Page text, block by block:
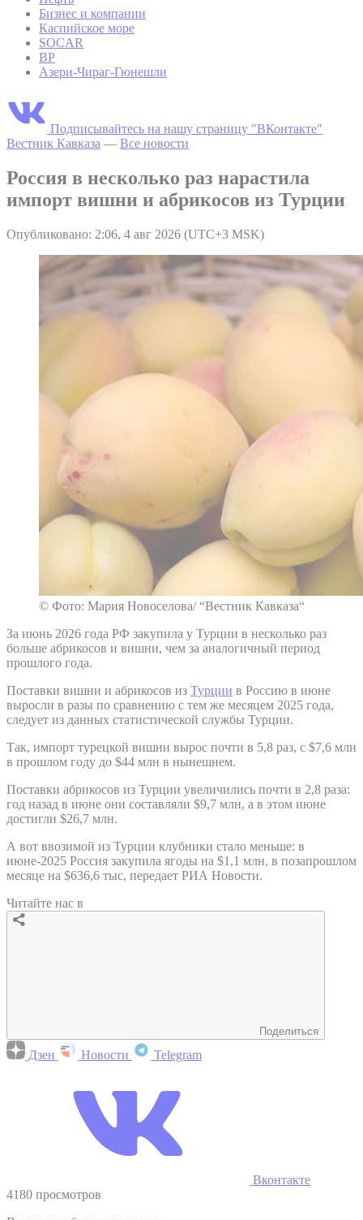
Бизнес и компании
Каспийское море
SOCAR
BP
Азери-Чираг-Гюнешли
Подписывайтесь на нашу страницу "ВКонтакте"
Вестник Кавказа — Все новости
Россия в несколько раз нарастила
импорт вишни и абрикосов из Турции
Опубликовано: 2:06, 4 авг 2026 (UTC+3 MSK)
© Фото: Мария Новоселова/ “Вестник Кавказа“
За июнь 2026 года РФ закупила у Турции в несколько раз
больше абрикосов и вишни, чем за аналогичный период
прошлого года.
Поставки вишни и абрикосов из Турции в Россию в июне
выросли в разы по сравнению с тем же месяцем 2025 года,
следует из данных статистической службы Турции.
Так, импорт турецкой вишни вырос почти в 5,8 раз, с $7,6 млн
в прошлом году до $44 млн в нынешнем.
Поставки абрикосов из Турции увеличились почти в 2,8 раза:
год назад в июне они составляли $9,7 млн, а в этом июне
достигли $26,7 млн.
А вот ввозимой из Турции клубники стало меньше: в
июне-2025 Россия закупила ягоды на $1,1 млн, в позапрошлом
месяце на $636,6 тыс, передает РИА Новости.
Читайте нас в
Поделиться
Дзен Новости Telegram
Вконтакте
4180 просмотров